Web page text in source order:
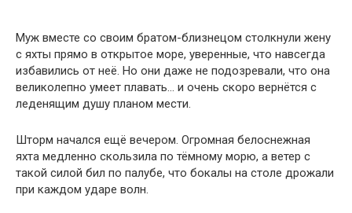
Муж вместе со своим братом-близнецом столкнули жену
с яхты прямо в открытое море, уверенные, что навсегда
избавились от неё. Но они даже не подозревали, что она
великолепно умеет плавать… и очень скоро вернётся с
леденящим душу планом мести.
Шторм начался ещё вечером. Огромная белоснежная
яхта медленно скользила по тёмному морю, а ветер с
такой силой бил по палубе, что бокалы на столе дрожали
при каждом ударе волн.